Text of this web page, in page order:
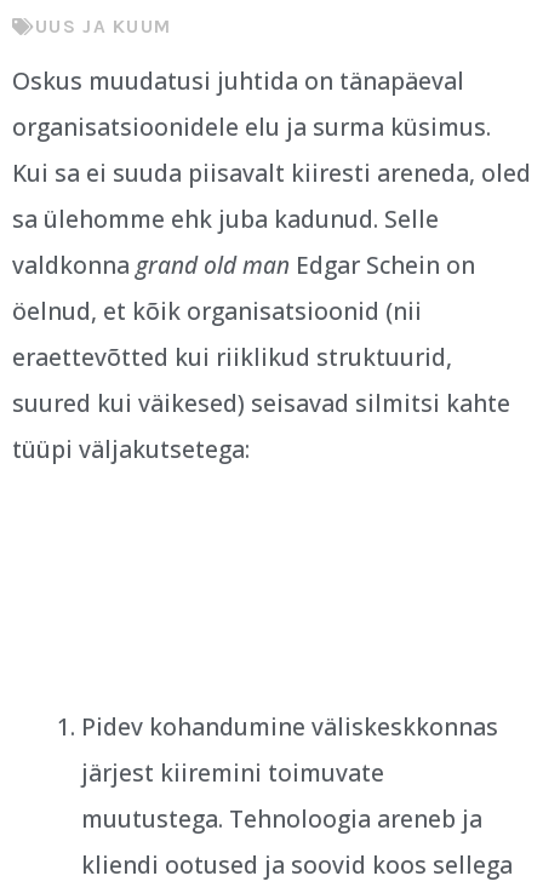
UUS JA KUUM
Oskus muudatusi juhtida on tänapäeval
organisatsioonidele elu ja surma küsimus.
Kui sa ei suuda piisavalt kiiresti areneda, oled
sa ülehomme ehk juba kadunud. Selle
valdkonna grand old man Edgar Schein on
öelnud, et kõik organisatsioonid (nii
eraettevõtted kui riiklikud struktuurid,
suured kui väikesed) seisavad silmitsi kahte
tüüpi väljakutsetega:
Pidev kohandumine väliskeskkonnas
järjest kiiremini toimuvate
muutustega. Tehnoloogia areneb ja
kliendi ootused ja soovid koos sellega